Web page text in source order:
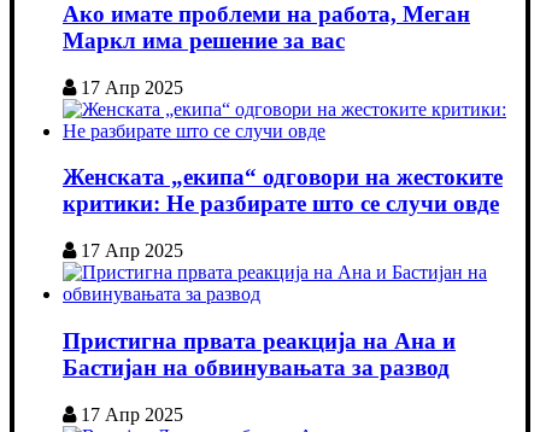
Ако имате проблеми на работа, Меган
Маркл има решение за вас
17 Апр 2025
Женската „екипа“ одговори на жестоките
критики: Не разбирате што се случи овде
17 Апр 2025
Пристигна првата реакција на Ана и
Бастијан на обвинувањата за развод
17 Апр 2025